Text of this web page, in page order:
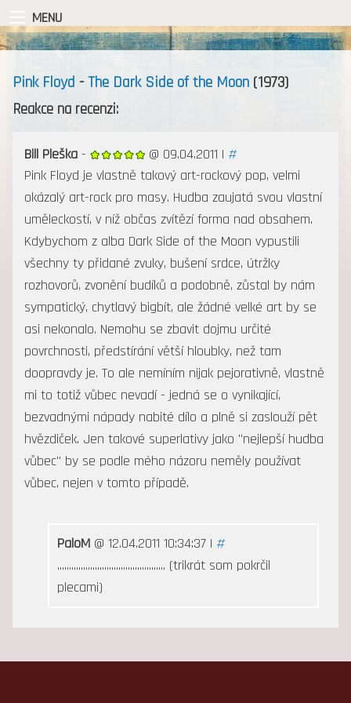
MENU
Pink Floyd -The Dark Side of the Moon(1973)
Reakce na recenzi:
Bill Pleška- @ 09.04.2011 | #
Pink Floyd je vlastně takový art-rockový pop, velmi
okázalý art-rock pro masy. Hudba zaujatá svou vlastní
uměleckostí, v níž občas zvítězí forma nad obsahem.
Kdybychom z alba Dark Side of the Moon vypustili
všechny ty přidané zvuky, bušení srdce, útržky
rozhovorů, zvonění budíků a podobně, zůstal by nám
sympatický, chytlavý bigbít, ale žádné velké art by se
asi nekonalo. Nemohu se zbavit dojmu určité
povrchnosti, předstírání větší hloubky, než tam
doopravdy je. To ale nemíním nijak pejorativně, vlastně
mi to totiž vůbec nevadí - jedná se o vynikající,
bezvadnými nápady nabité dílo a plně si zaslouží pět
hvězdiček. Jen takové superlativy jako "nejlepší hudba
vůbec" by se podle mého názoru neměly používat
vůbec, nejen v tomto případě.
PaloM@ 12.04.2011 10:34:37 | #
.............................................. (trikrát som pokrčil
plecami)